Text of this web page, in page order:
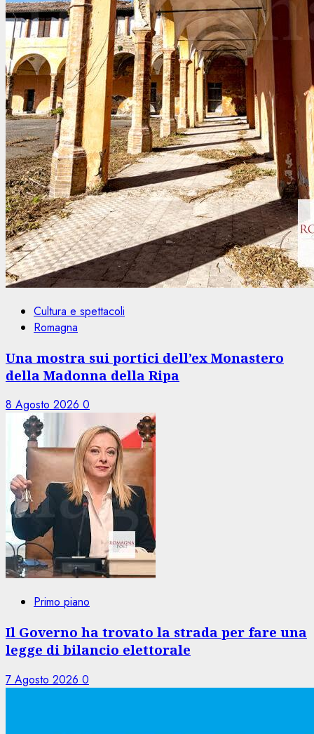
Cultura e spettacoli
Romagna
Una mostra sui portici dell’ex Monastero
della Madonna della Ripa
8 Agosto 2026 0
Primo piano
Il Governo ha trovato la strada per fare una
legge di bilancio elettorale
7 Agosto 2026 0